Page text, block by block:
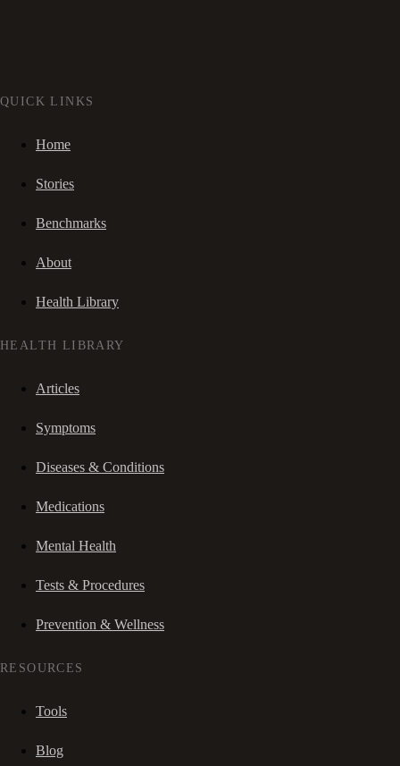
QUICK LINKS
Home
Stories
Benchmarks
About
Health Library
HEALTH LIBRARY
Articles
Symptoms
Diseases & Conditions
Medications
Mental Health
Tests & Procedures
Prevention & Wellness
RESOURCES
Tools
Blog